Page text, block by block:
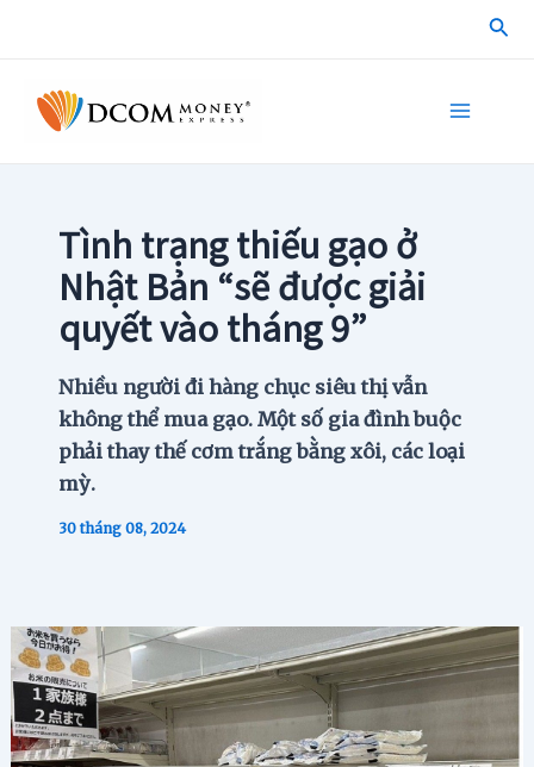
Tình trạng thiếu gạo ở
Nhật Bản “sẽ được giải
quyết vào tháng 9”
Nhiều người đi hàng chục siêu thị vẫn
không thể mua gạo. Một số gia đình buộc
phải thay thế cơm trắng bằng xôi, các loại
mỳ.
30 tháng 08, 2024